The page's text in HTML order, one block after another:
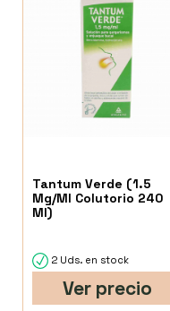
Tantum Verde (1.5
Mg/Ml Colutorio 240
Ml)
2 Uds. en stock
Ver precio